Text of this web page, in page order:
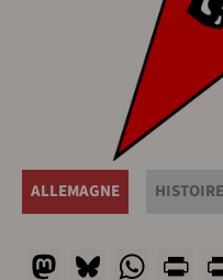
ALLEMAGNE HISTOIRE
Mastodon
Bluesky